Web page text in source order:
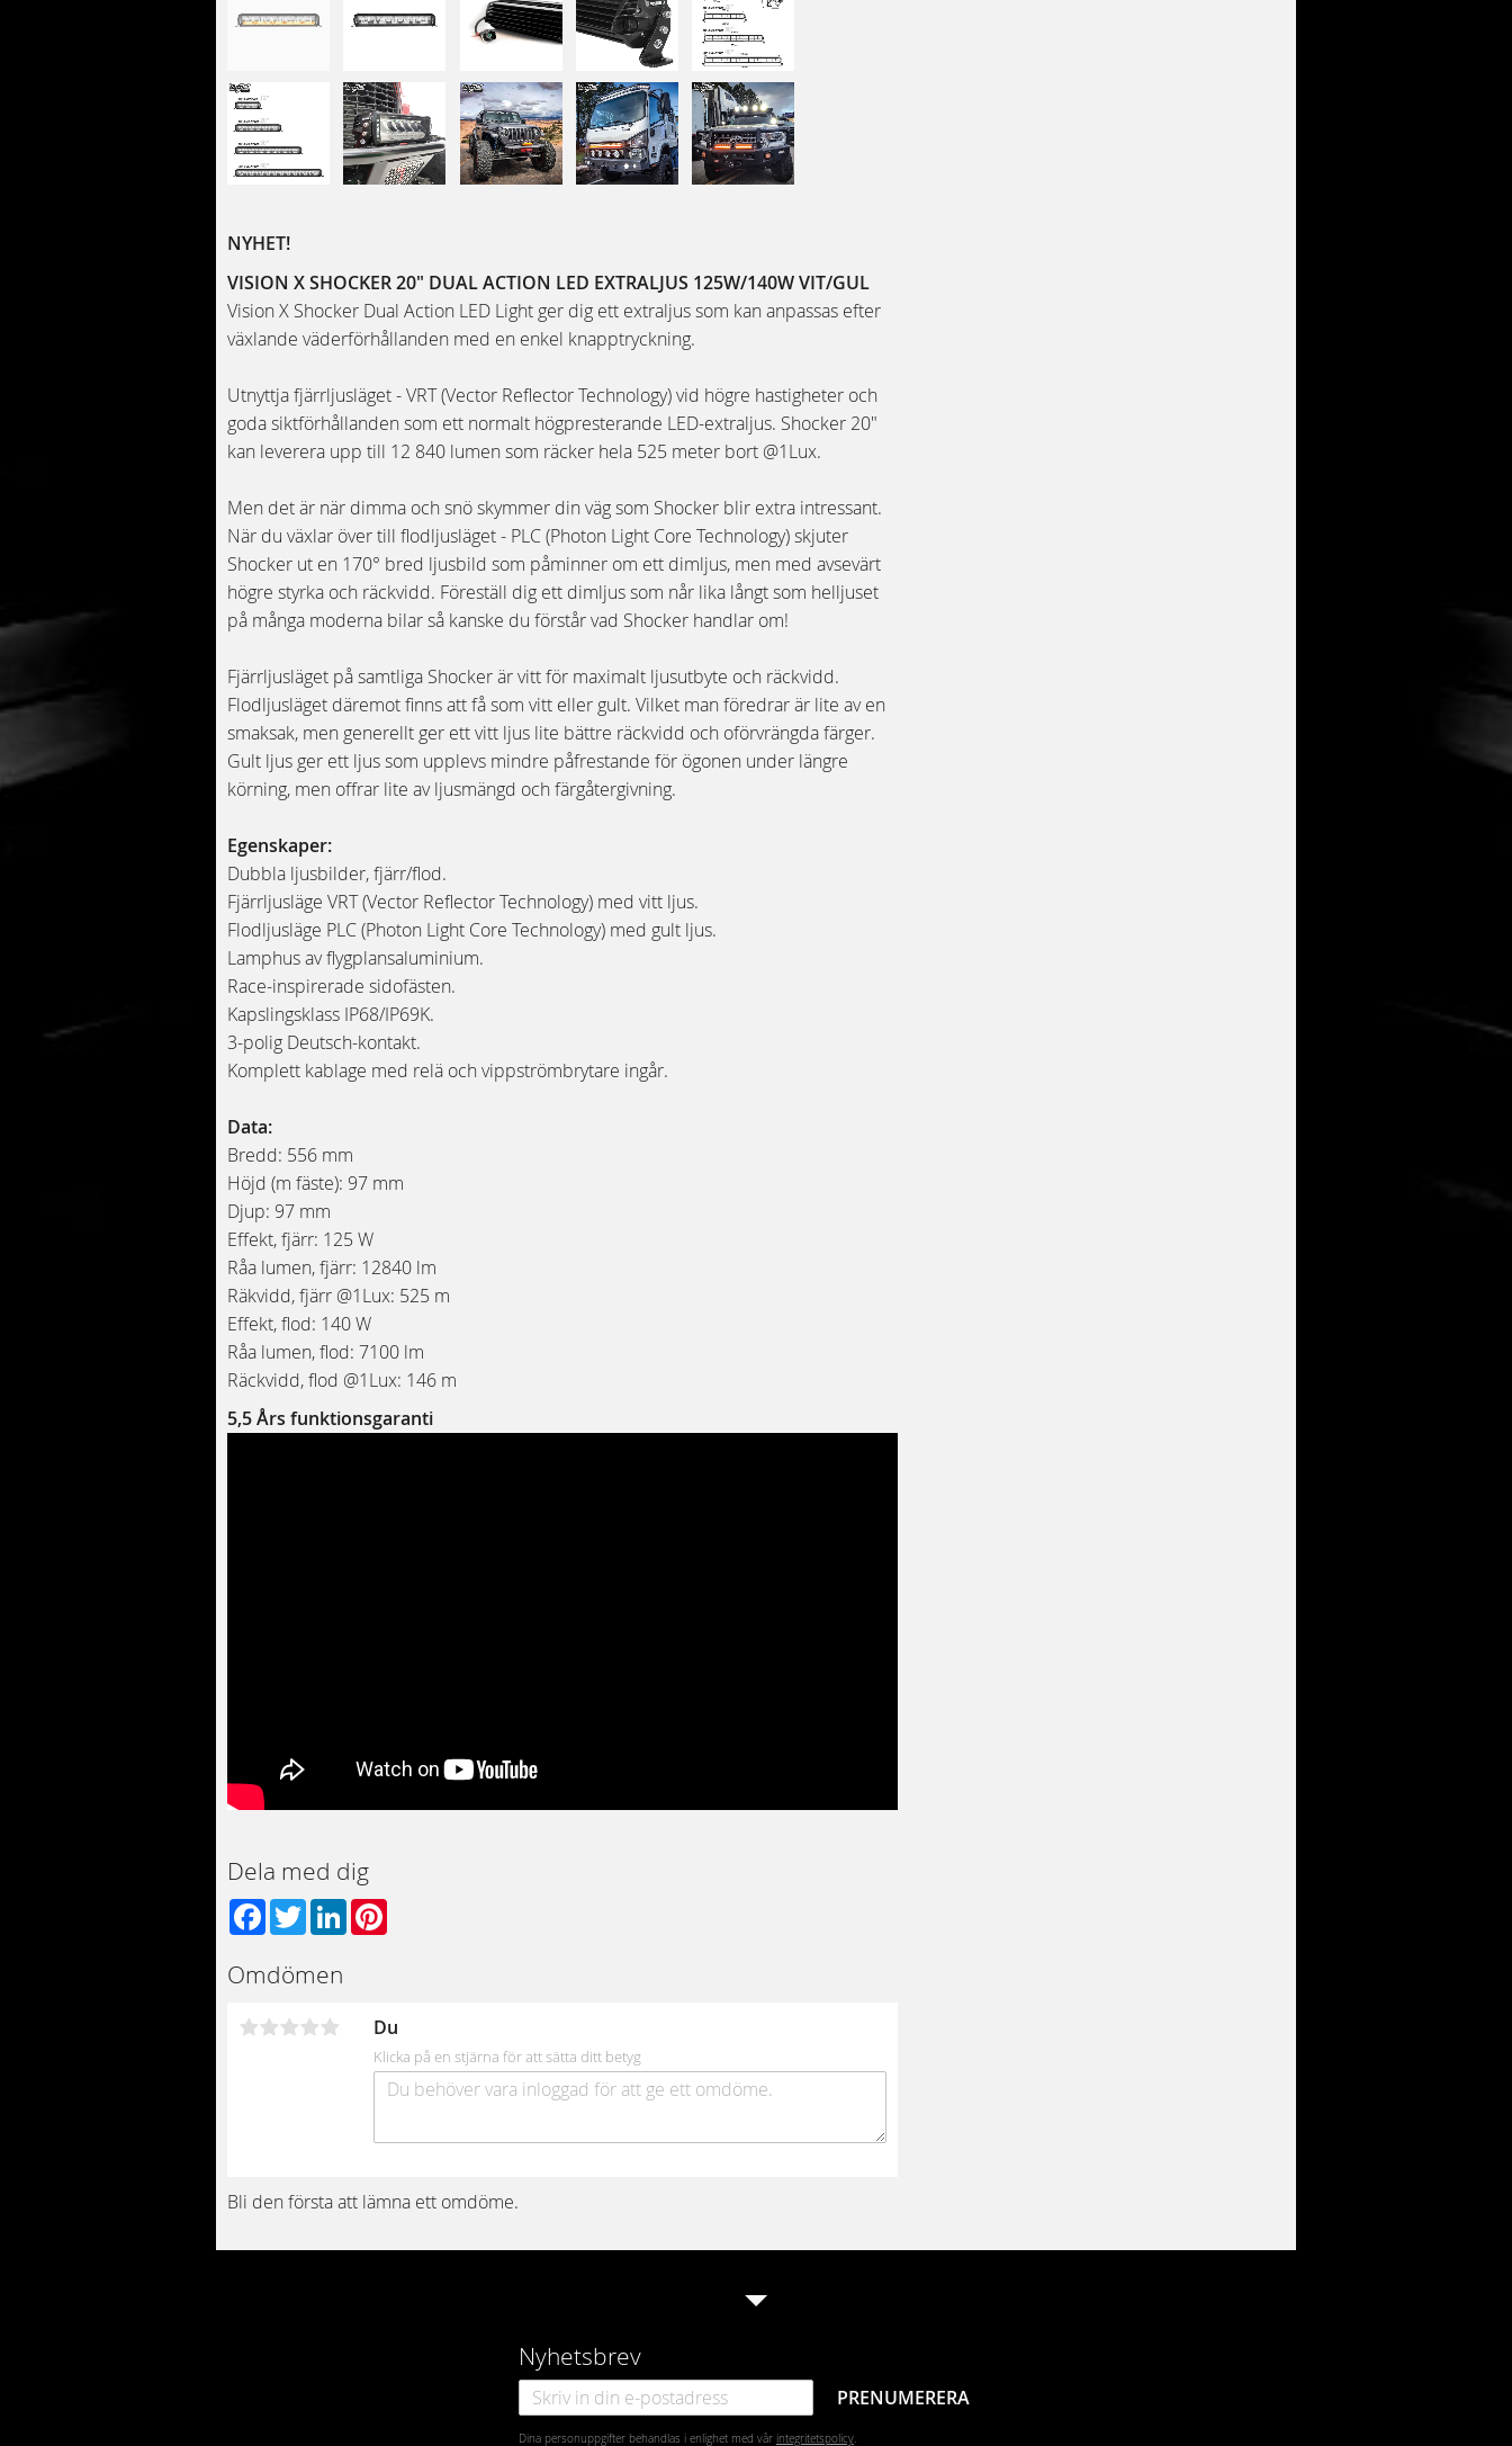
NYHET!
VISION X SHOCKER 20" DUAL ACTION LED EXTRALJUS 125W/140W VIT/GUL
Vision X Shocker Dual Action LED Light ger dig ett extraljus som kan anpassas efter
växlande väderförhållanden med en enkel knapptryckning.
Utnyttja fjärrljusläget - VRT (Vector Reflector Technology) vid högre hastigheter och
goda siktförhållanden som ett normalt högpresterande LED-extraljus. Shocker 20"
kan leverera upp till 12 840 lumen som räcker hela 525 meter bort @1Lux.
Men det är när dimma och snö skymmer din väg som Shocker blir extra intressant.
När du växlar över till flodljusläget - PLC (Photon Light Core Technology) skjuter
Shocker ut en 170° bred ljusbild som påminner om ett dimljus, men med avsevärt
högre styrka och räckvidd. Föreställ dig ett dimljus som når lika långt som helljuset
på många moderna bilar så kanske du förstår vad Shocker handlar om!
Fjärrljusläget på samtliga Shocker är vitt för maximalt ljusutbyte och räckvidd.
Flodljusläget däremot finns att få som vitt eller gult. Vilket man föredrar är lite av en
smaksak, men generellt ger ett vitt ljus lite bättre räckvidd och oförvrängda färger.
Gult ljus ger ett ljus som upplevs mindre påfrestande för ögonen under längre
körning, men offrar lite av ljusmängd och färgåtergivning.
Egenskaper:
Dubbla ljusbilder, fjärr/flod.
Fjärrljusläge VRT (Vector Reflector Technology) med vitt ljus.
Flodljusläge PLC (Photon Light Core Technology) med gult ljus.
Lamphus av flygplansaluminium.
Race-inspirerade sidofästen.
Kapslingsklass IP68/IP69K.
3-polig Deutsch-kontakt.
Komplett kablage med relä och vippströmbrytare ingår.
Data:
Bredd: 556 mm
Höjd (m fäste): 97 mm
Djup: 97 mm
Effekt, fjärr: 125 W
Råa lumen, fjärr: 12840 lm
Räkvidd, fjärr @1Lux: 525 m
Effekt, flod: 140 W
Råa lumen, flod: 7100 lm
Räckvidd, flod @1Lux: 146 m
5,5 Års funktionsgaranti
Dela med dig
Facebook
TwitterLinkedIn
Omdömen
Du
Klicka på en stjärna för att sätta ditt betyg
Bli den första att lämna ett omdöme.
Nyhetsbrev
PRENUMERERA
Dina personuppgifter behandlas i enlighet med vår integritetspolicy.